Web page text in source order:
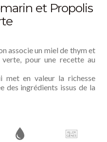
et Propolis
associe un miel de thym et
pour une recette au
met en valeur la richesse
des ingrédients issus de la